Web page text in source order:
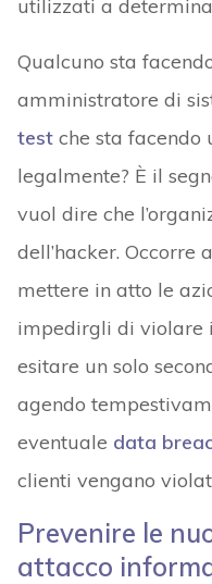
utilizzati a
Qualcuno sta
amministratore di
testche sta facendo
legalmente? È il
vuol dire che
dell’hacker.
mettere in atto le
impedirgli di violare
esitare un solo
agendo
eventuale data
clienti vengano
Prevenire le
attacco